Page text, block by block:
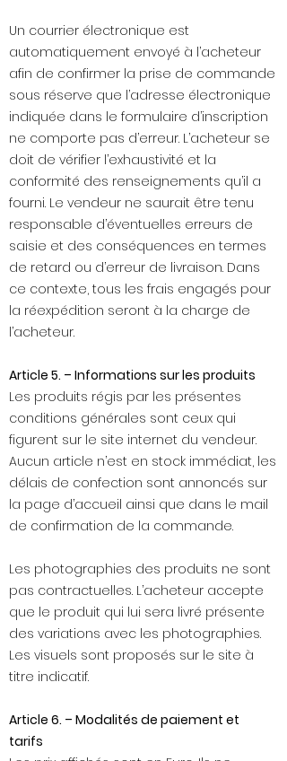
Un courrier électronique est
automatiquement envoyé à l’acheteur
afin de confirmer la prise de commande
sous réserve que l’adresse électronique
indiquée dans le formulaire d’inscription
ne comporte pas d’erreur. L’acheteur se
doit de vérifier l’exhaustivité et la
conformité des renseignements qu’il a
fourni. Le vendeur ne saurait être tenu
responsable d’éventuelles erreurs de
saisie et des conséquences en termes
de retard ou d’erreur de livraison. Dans
ce contexte, tous les frais engagés pour
la réexpédition seront à la charge de
l’acheteur.
Article 5. – Informations sur les produits
Les produits régis par les présentes
conditions générales sont ceux qui
figurent sur le site internet du vendeur.
Aucun article n’est en stock immédiat, les
délais de confection sont annoncés sur
la page d’accueil ainsi que dans le mail
de confirmation de la commande.
Les photographies des produits ne sont
pas contractuelles. L’acheteur accepte
que le produit qui lui sera livré présente
des variations avec les photographies.
Les visuels sont proposés sur le site à
titre indicatif.
Article 6. – Modalités de paiement et
tarifs